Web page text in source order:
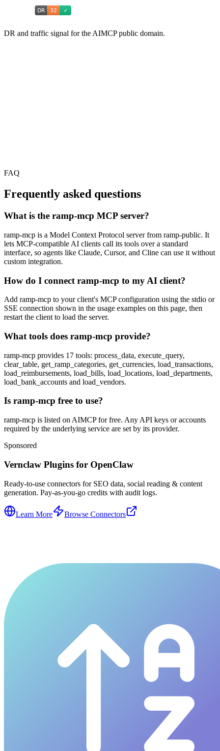
DR and traffic signal for the AIMCP public domain.
FAQ
Frequently asked questions
What is the ramp-mcp MCP server?
ramp-mcp is a Model Context Protocol server from ramp-public. It
lets MCP-compatible AI clients call its tools over a standard
interface, so agents like Claude, Cursor, and Cline can use it without
custom integration.
How do I connect ramp-mcp to my AI client?
Add ramp-mcp to your client's MCP configuration using the stdio or
SSE connection shown in the usage examples on this page, then
restart the client to load the server.
What tools does ramp-mcp provide?
ramp-mcp provides 17 tools: process_data, execute_query,
clear_table, get_ramp_categories, get_currencies, load_transactions,
load_reimbursements, load_bills, load_locations, load_departments,
load_bank_accounts and load_vendors.
Is ramp-mcp free to use?
ramp-mcp is listed on AIMCP for free. Any API keys or accounts
required by the underlying service are set by its provider.
Sponsored
Vernclaw Plugins for OpenClaw
Ready-to-use connectors for SEO data, social reading & content
generation. Pay-as-you-go credits with audit logs.
Learn More Browse Connectors